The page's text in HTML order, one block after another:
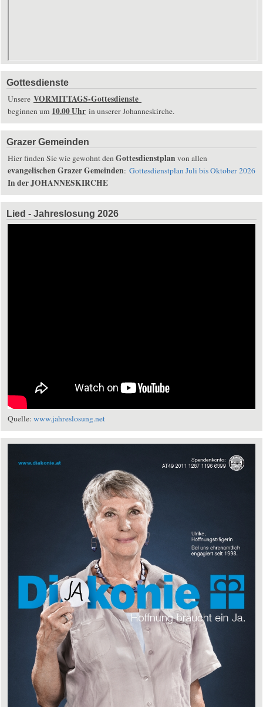
Gottesdienste
Unsere VORMITTAGS-Gottesdienste
beginnen um 10.00 Uhr in unserer Johanneskirche.
Grazer Gemeinden
Hier finden Sie wie gewohnt den Gottesdienstplan von allen
evangelischen Grazer Gemeinden: Gottesdienstplan Juli bis Oktober 2026
In der JOHANNESKIRCHE
Lied - Jahreslosung 2026
Quelle: www.jahreslosung.net